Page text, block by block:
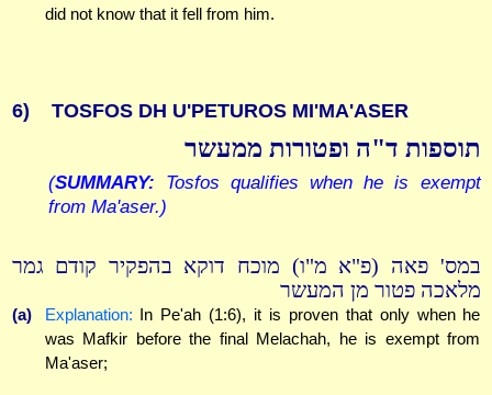
did not know that it fell from him.
6) TOSFOS DH U'PETUROS MI'MA'ASER
תוספות ד"ה ופטורות ממעשר
(SUMMARY: Tosfos qualifies when he is exempt
from Ma'aser.)
במס' פאה (פ"א מ"ו) מוכח דוקא בהפקיר קודם גמר
מלאכה פטור מן המעשר
(a) Explanation: In Pe'ah (1:6), it is proven that only when he
was Mafkir before the final Melachah, he is exempt from
Ma'aser;